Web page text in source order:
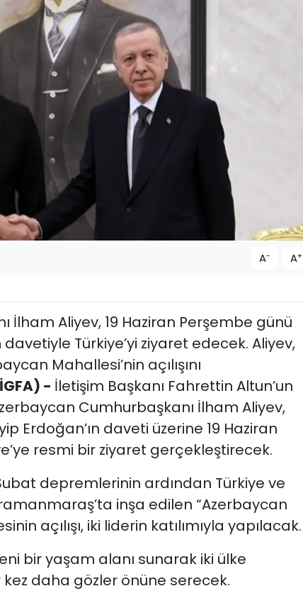
A- A+
İlham Aliyev, 19 Haziran Perşembe günü
Türkiye’yi ziyaret edecek. Aliyev,
Mahallesi’nin açılışını
- İletişim Başkanı Fahrettin Altun’un
Cumhurbaşkanı İlham Aliyev,
Erdoğan’ın daveti üzerine 19 Haziran
resmi bir ziyaret gerçekleştirecek.
depremlerinin ardından Türkiye ve
inşa edilen “Azerbaycan
açılışı, iki liderin katılımıyla yapılacak.
bir yaşam alanı sunarak iki ülke
kez daha gözler önüne serecek.